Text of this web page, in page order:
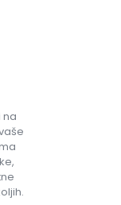
na